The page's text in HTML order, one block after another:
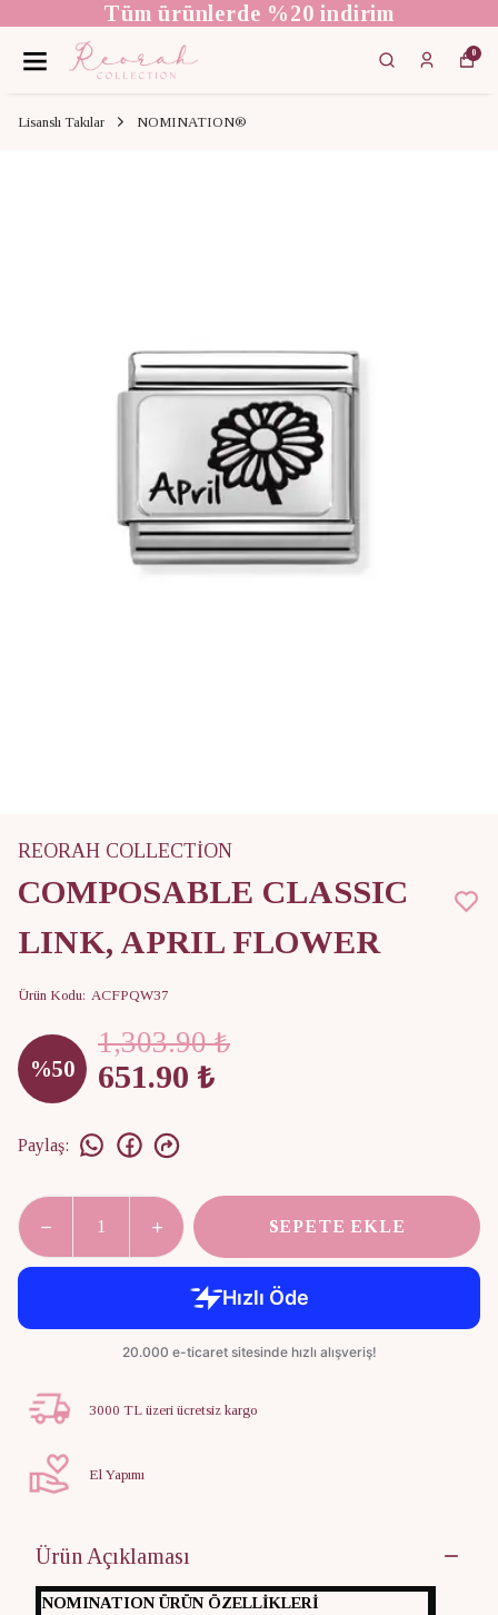
Tüm ürünlerde %20 indirim
0
Lisanslı Takılar NOMINATION®
REORAH COLLECTİON
COMPOSABLE CLASSIC
LINK, APRIL FLOWER
Ürün Kodu: ACFPQW37
%50
1,303.90 ₺
651.90 ₺
Paylaş:
SEPETE EKLE
3000 TL üzeri ücretsiz kargo
El Yapımı
Ürün Açıklaması
NOMINATION ÜRÜN ÖZELLİKLERİ